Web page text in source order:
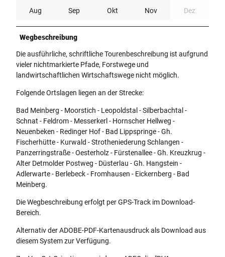
Aug Sep Okt Nov Dez
Wegbeschreibung
Die ausführliche, schriftliche Tourenbeschreibung ist aufgrund
vieler nichtmarkierte Pfade, Forstwege und
landwirtschaftlichen Wirtschaftswege nicht möglich.
Folgende Ortslagen liegen an der Strecke:
Bad Meinberg - Moorstich - Leopoldstal - Silberbachtal -
Schnat - Feldrom - Messerkerl - Hornscher Hellweg -
Neuenbeken - Redinger Hof - Bad Lippspringe - Gh.
Fischerhütte - Kurwald - Strotheniederung Schlangen -
Panzerringstraße - Oesterholz - Fürstenallee - Gh. Kreuzkrug -
Alter Detmolder Postweg - Düsterlau - Gh. Hangstein -
Adlerwarte - Berlebeck - Fromhausen - Eickernberg - Bad
Meinberg.
Die Wegbeschreibung erfolgt per GPS-Track im Download-
Bereich.
Alternativ der ADOBE-PDF-Kartenausdruck als Download aus
diesem System zur Verfügung.